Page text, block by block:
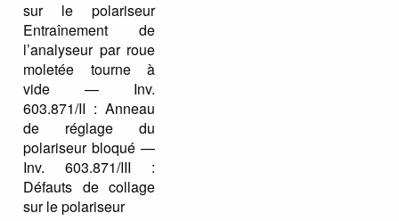
sur le polariseur
Entraînement de
l’analyseur par roue
moletée tourne à
vide — Inv.
603.871/II : Anneau
de réglage du
polariseur bloqué —
Inv. 603.871/III :
Défauts de collage
sur le polariseur